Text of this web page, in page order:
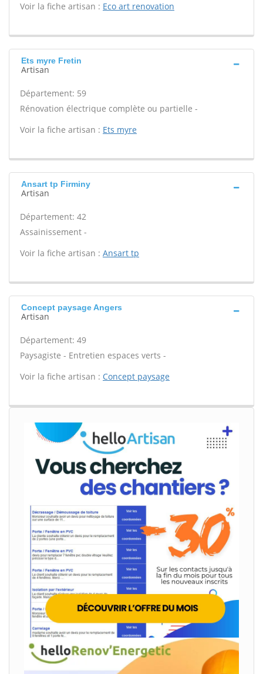
Voir la fiche artisan : Eco art renovation
Ets myre Fretin
Artisan
Département: 59
Rénovation électrique complète ou partielle -
Voir la fiche artisan : Ets myre
Ansart tp Firminy
Artisan
Département: 42
Assainissement -
Voir la fiche artisan : Ansart tp
Concept paysage Angers
Artisan
Département: 49
Paysagiste - Entretien espaces verts -
Voir la fiche artisan : Concept paysage